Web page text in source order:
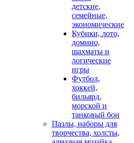
детские,
семейные,
экономические
Кубики, лото,
домино,
шахматы и
логические
игры
Футбол,
хоккей,
бильярд,
морской и
танковый бои
Пазлы, наборы для
творчества, холсты,